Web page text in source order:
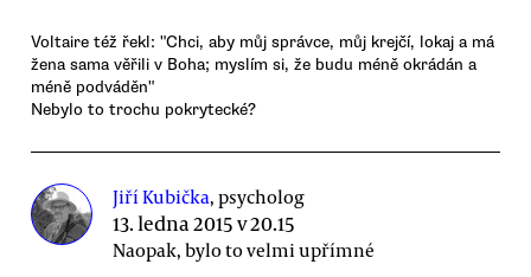
Voltaire též řekl: "Chci, aby můj správce, můj krejčí, lokaj a má
žena sama věřili v Boha; myslím si, že budu méně okrádán a
méně podváděn"
Nebylo to trochu pokrytecké?
Jiří Kubička, psycholog
13. ledna 2015 v 20.15
Naopak, bylo to velmi upřímné